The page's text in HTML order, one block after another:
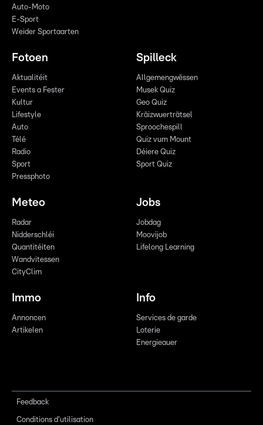
Auto-Moto
E-Sport
Weider Sportaarten
Fotoen
Aktualitéit
Events a Fester
Kultur
Lifestyle
Auto
Télé
Radio
Sport
Pressphoto
Spilleck
Allgemengwëssen
Musek Quiz
Geo Quiz
Kräizwuerträtsel
Sproochespill
Quiz vum Mount
Déiere Quiz
Sport Quiz
Meteo
Radar
Nidderschléi
Quantitéiten
Wandvitessen
CityClim
Jobs
Jobdag
Moovijob
Lifelong Learning
Immo
Annoncen
Artikelen
Info
Services de garde
Loterie
Energieauer
Feedback
Conditions d'utilisation